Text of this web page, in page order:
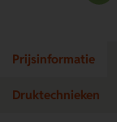
Prijsinformatie
Druktechnieken